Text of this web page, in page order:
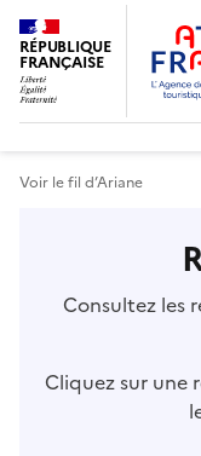
Aller
au
contenu
principal
RÉPUBLIQUE
FRANÇAISE
Voir le fil d’Ariane
Consultez les
Cliquez sur une